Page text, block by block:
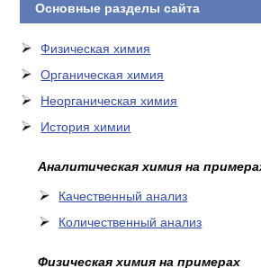
Основные разделы сайта
Физическая химия
Органическая химия
Неорганическая химия
История химии
Аналитическая химия на
Качественный анализ
Количественный анализ
Физическая химия на примерах